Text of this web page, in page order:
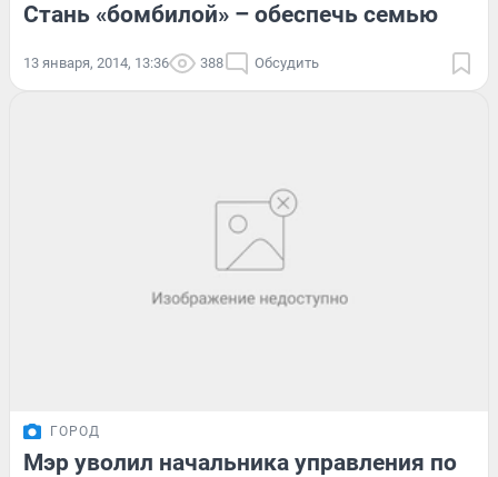
Стань «бомбилой» – обеспечь семью
13 января, 2014, 13:36 388 Обсудить
ГОРОД
Мэр уволил начальника управления по